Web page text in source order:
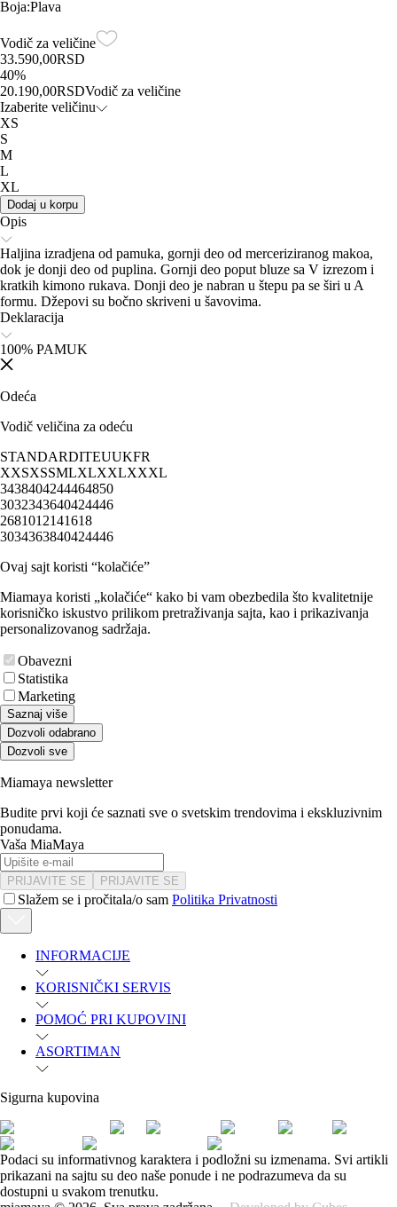
Boja:Plava
Vodič za veličine
33.590,00RSD
40%
20.190,00RSDVodič za veličine
Izaberite veličinu
XS
S
M
L
XL
Dodaj u korpu
Opis
Haljina izradjena od pamuka, gornji deo od merceriziranog makoa,
dok je donji deo od puplina. Gornji deo poput bluze sa V izrezom i
kratkih kimono rukava. Donji deo je nabran u štepu pa se širi u A
formu. Džepovi su bočno skriveni u šavovima.
Deklaracija
100% PAMUK
Odeća
Vodič veličina za odeću
STANDARDITEUUKFR
XXSXSSMLXLXXLXXXL
3438404244464850
3032343640424446
2681012141618
3034363840424446
Ovaj sajt koristi “kolačiće”
Miamaya koristi „kolačiće“ kako bi vam obezbedila što kvalitetnije
korisničko iskustvo prilikom pretraživanja sajta, kao i prikazivanja
personalizovanog sadržaja.
Obavezni
Statistika
Marketing
Saznaj više
Dozvoli odabrano
Dozvoli sve
Miamaya newsletter
Budite prvi koji će saznati sve o svetskim trendovima i ekskluzivnim
ponudama.
Vaša MiaMaya
PRIJAVITE SE PRIJAVITE SE
Slažem se i pročitala/o sam Politika Privatnosti
INFORMACIJE
KORISNIČKI SERVIS
POMOĆ PRI KUPOVINI
ASORTIMAN
Sigurna kupovina
Podaci su informativnog karaktera i podložni su izmenama. Svi artikli
prikazani na sajtu su deo naše ponude i ne podrazumeva da su
dostupni u svakom trenutku.